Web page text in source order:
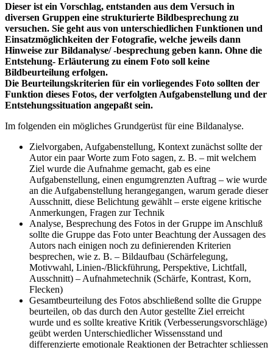
Dieser ist ein Vorschlag, entstanden aus dem Versuch in
diversen Gruppen eine strukturierte Bildbesprechung zu
versuchen. Sie geht aus von unterschiedlichen Funktionen und
Einsatzmöglichkeiten der Fotografie, welche jeweils dann
Hinweise zur Bildanalyse/ -besprechung geben kann. Ohne die
Entstehung- Erläuterung zu einem Foto soll keine
Bildbeurteilung erfolgen.
Die Beurteilungskriterien für ein vorliegendes Foto sollten der
Funktion dieses Fotos, der verfolgten Aufgabenstellung und der
Entstehungssituation angepaßt sein.
Im folgenden ein mögliches Grundgerüst für eine Bildanalyse.
Zielvorgaben, Aufgabenstellung, Kontext zunächst sollte der
Autor ein paar Worte zum Foto sagen, z. B. – mit welchem
Ziel wurde die Aufnahme gemacht, gab es eine
Aufgabenstellung, einen engumgrenzten Auftrag – wie wurde
an die Aufgabenstellung herangegangen, warum gerade dieser
Ausschnitt, diese Belichtung gewählt – erste eigene kritische
Anmerkungen, Fragen zur Technik
Analyse, Besprechung des Fotos in der Gruppe im Anschluß
sollte die Gruppe das Foto unter Beachtung der Aussagen des
Autors nach einigen noch zu definierenden Kriterien
besprechen, wie z. B. – Bildaufbau (Schärfelegung,
Motivwahl, Linien-/Blickführung, Perspektive, Lichtfall,
Ausschnitt) – Aufnahmetechnik (Schärfe, Kontrast, Korn,
Flecken)
Gesamtbeurteilung des Fotos abschließend sollte die Gruppe
beurteilen, ob das durch den Autor gestellte Ziel erreicht
wurde und es sollte kreative Kritik (Verbesserungsvorschläge)
geübt werden Unterschiedlicher Wissensstand und
differenzierte emotionale Reaktionen der Betrachter schliessen